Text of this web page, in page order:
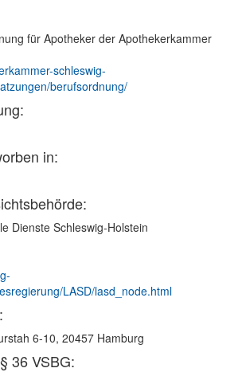
für Apotheker der Apothekerkammer
schleswig-
berufsordnung/
in:
Dienste Schleswig-Holstein
LASD/lasd_node.html
6-10, 20457 Hamburg
36 VSBG: